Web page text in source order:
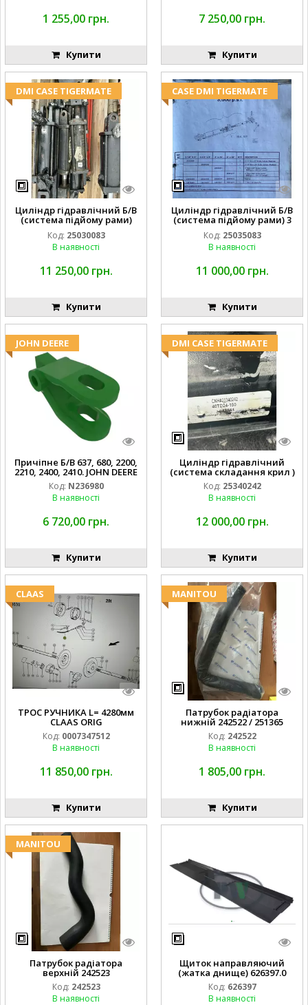
1 255,00 грн.
Купити
7 250,00 грн.
Купити
DMI CASE TIGERMATE
Циліндр гідравлічний Б/В
(система підйому рами)
3X8 87423768
Код: 25030083
В наявності
11 250,00 грн.
Купити
CASE DMI TIGERMATE
Циліндр гідравлічний Б/В
(система підйому рами) 3
1/2 84255910
Код: 25035083
В наявності
11 000,00 грн.
Купити
JOHN DEERE
Причіпне Б/В 637, 680, 2200,
2210, 2400, 2410. JOHN DEERE
Код: N236980
В наявності
6 720,00 грн.
Купити
DMI CASE TIGERMATE
Циліндр гідравлічний
(система складання крил )
Код: 25340242
В наявності
12 000,00 грн.
Купити
CLAAS
ТРОС РУЧНИКА L= 4280мм
CLAAS ORIG
Код: 0007347512
В наявності
11 850,00 грн.
Купити
MANITOU
Патрубок радіатора
нижній 242522 / 251365
Код: 242522
В наявності
1 805,00 грн.
Купити
MANITOU
Патрубок радіатора
верхній 242523
Код: 242523
В наявності
Щиток направляючий
(жатка днище) 626397.0
Код: 626397
В наявності